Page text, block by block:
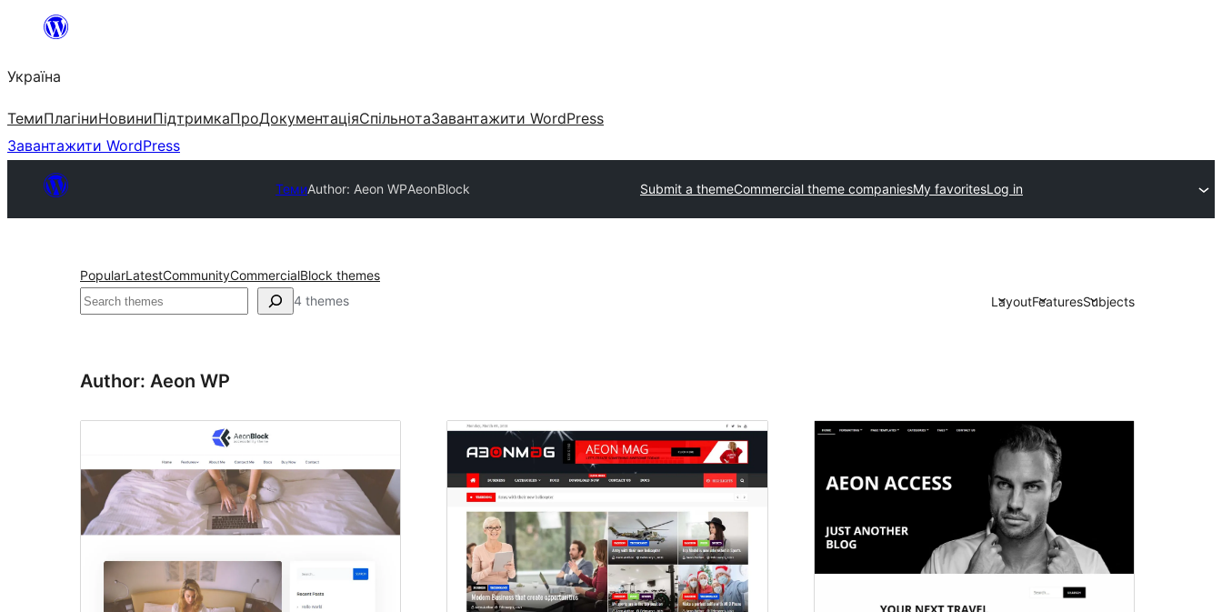
Перейти
вмісту
Україна
ТемиПлагіниНовиниПідтримкаПроДокументаціяСпільнотаЗавантажити WordPress
Завантажити WordPress
ТемиAuthor: Aeon WPAeonBlock Submit a themeCommercial theme companiesMy favoritesLog in
PopularLatestCommunityCommercialBlock themes
Пошук 4 themes LayoutFeaturesSubjects
Author: Aeon WP